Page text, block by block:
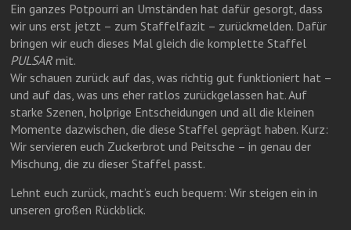
Ein ganzes Potpourri an Umständen hat dafür gesorgt, dass
wir uns erst jetzt – zum Staffelfazit – zurückmelden. Dafür
bringen wir euch dieses Mal gleich die komplette Staffel
PULSAR mit.
Wir schauen zurück auf das, was richtig gut funktioniert hat –
und auf das, was uns eher ratlos zurückgelassen hat. Auf
starke Szenen, holprige Entscheidungen und all die kleinen
Momente dazwischen, die diese Staffel geprägt haben. Kurz:
Wir servieren euch Zuckerbrot und Peitsche – in genau der
Mischung, die zu dieser Staffel passt.
Lehnt euch zurück, macht’s euch bequem: Wir steigen ein in
unseren großen Rückblick.